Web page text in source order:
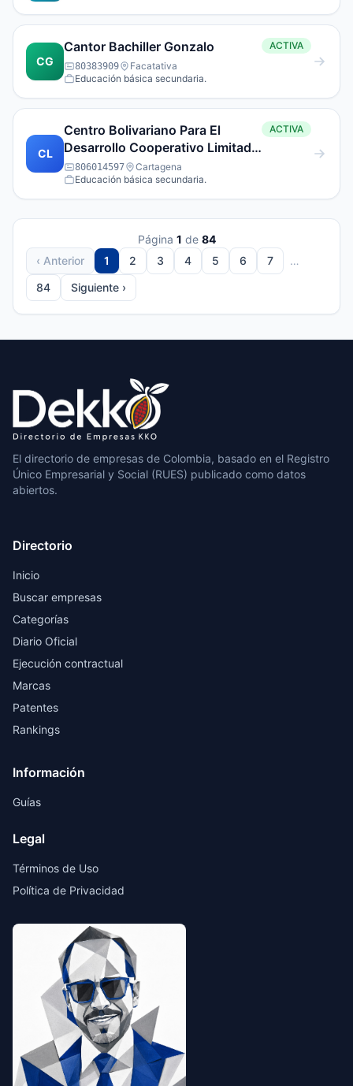
CG
Cantor Bachiller Gonzalo ACTIVA
80383909
Facatativa
Educación básica secundaria.
CL
Centro Bolivariano Para El
Desarrollo Cooperativo Limitada
Cebdecoop Ltda.
ACTIVA
806014597
Cartagena
Educación básica secundaria.
Página 1 de 84
‹ Anterior
1 2 3 4 5 6 7
…
84
Siguiente ›
El directorio de empresas de Colombia, basado en el Registro
Único Empresarial y Social (RUES) publicado como datos
abiertos.
Directorio
Inicio
Buscar empresas
Categorías
Diario Oficial
Ejecución contractual
Marcas
Patentes
Rankings
Información
Guías
Legal
Términos de Uso
Política de Privacidad